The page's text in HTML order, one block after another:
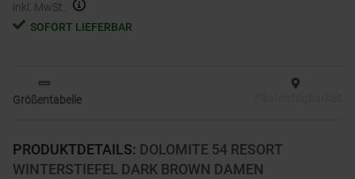
PRODUKTDETAILS: DOLOMITE 54 RESORT
WINTERSTIEFEL DARK BROWN DAMEN
inkl. MwSt.
SOFORT LIEFERBAR
Größentabelle